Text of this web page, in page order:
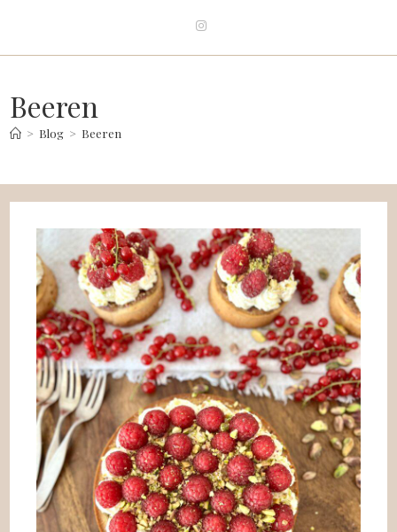
Beeren
> Blog > Beeren